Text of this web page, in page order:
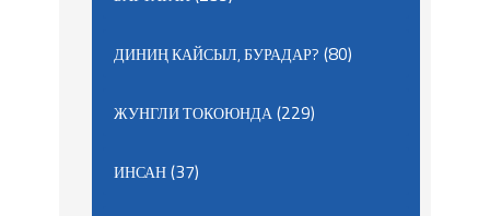
ДИНИҢ КАЙСЫЛ, БУРАДАР? (80)
ЖУНГЛИ ТОКОЮНДА(229)
ИНСАН(37)